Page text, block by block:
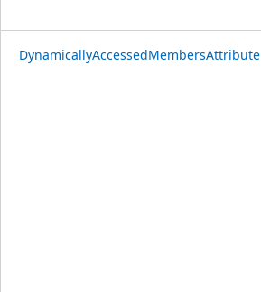
DynamicallyAccessedMembersAttribute